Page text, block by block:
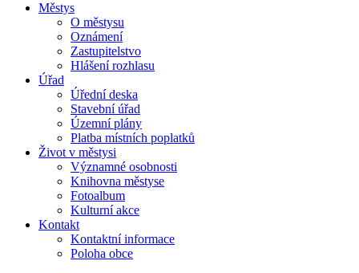
Městys
O městysu
Oznámení
Zastupitelstvo
Hlášení rozhlasu
Úřad
Úřední deska
Stavební úřad
Územní plány
Platba místních poplatků
Život v městysi
Významné osobnosti
Knihovna městyse
Fotoalbum
Kulturní akce
Kontakt
Kontaktní informace
Poloha obce